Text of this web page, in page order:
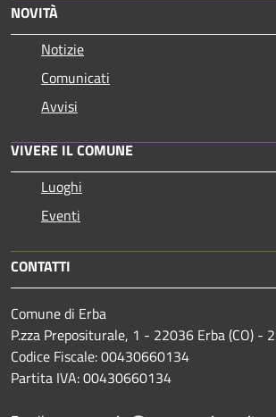
NOVITÀ
Notizie
Comunicati
Avvisi
VIVERE IL COMUNE
Luoghi
Eventi
CONTATTI
Comune di Erba
P.zza Prepositurale, 1 - 22036 Erba (CO) -
Codice Fiscale: 00430660134
Partita IVA: 00430660134